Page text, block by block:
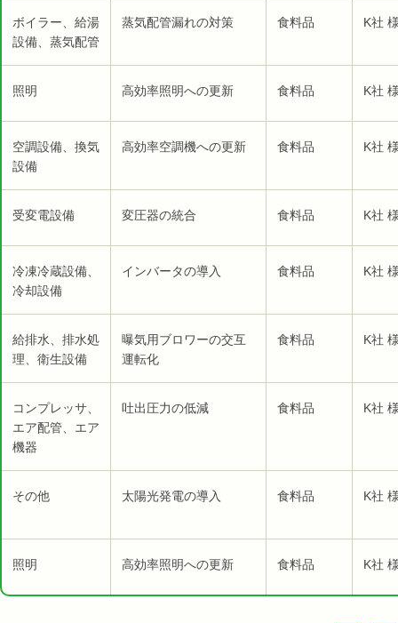
ボイラー、給湯
設備、蒸気配管
蒸気配管漏れの対策 食料品 K社
照明 高効率照明への更新 食料品 K社
空調設備、換気
設備
高効率空調機への更新 食料品 K社
受変電設備 変圧器の統合 食料品 K社
冷凍冷蔵設備、
冷却設備
インバータの導入 食料品 K社
給排水、排水処
理、衛生設備
曝気用ブロワーの交互
運転化
食料品 K社
コンプレッサ、
エア配管、エア
機器
吐出圧力の低減 食料品 K社
その他 太陽光発電の導入 食料品 K社
照明 高効率照明への更新 食料品 K社